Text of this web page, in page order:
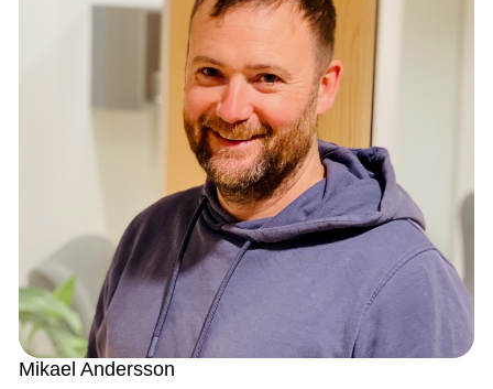
Mikael Andersson